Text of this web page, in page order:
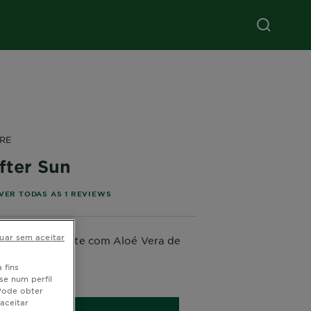
Sun
based on reviews
TODAS AS 1 REVIEWS
apaziguante com Aloé Vera de
fins
num perfil
obter
sem aceitar